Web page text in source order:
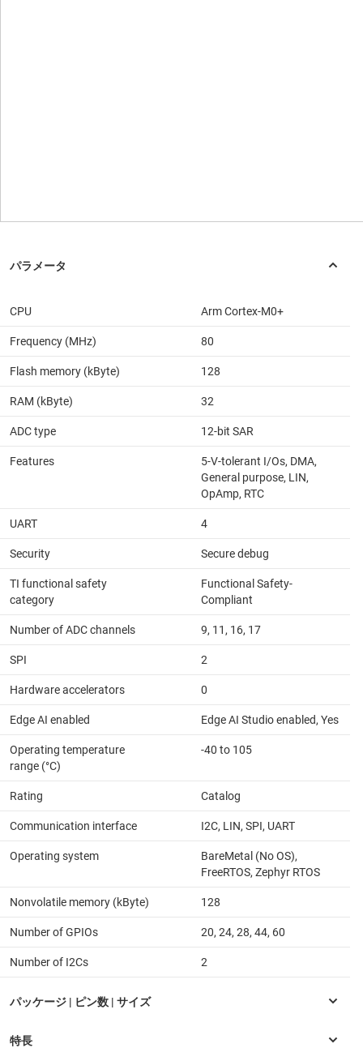
CPU Arm Cortex-M0+
Frequency (MHz) 80
Flash memory (kByte) 128
RAM (kByte) 32
ADC type 12-bit SAR
Features
5-V-tolerant I/Os, DMA,
General purpose, LIN,
OpAmp, RTC
UART 4
Security Secure debug
TI functional safety
category
Functional Safety-
Compliant
Number of ADC channels 9, 11, 16, 17
SPI 2
Hardware accelerators 0
Edge AI enabled Edge AI Studio enabled, Yes
Operating temperature
range (°C)
-40 to 105
Rating Catalog
Communication interface I2C, LIN, SPI, UART
Operating system
BareMetal (No OS),
FreeRTOS, Zephyr RTOS
Nonvolatile memory (kByte) 128
Number of GPIOs 20, 24, 28, 44, 60
Number of I2Cs 2